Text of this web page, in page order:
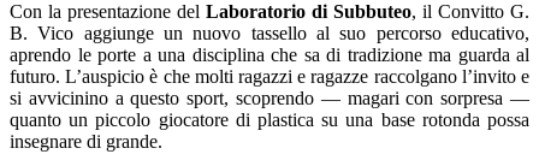
Con la presentazione del Laboratorio di Subbuteo, il Convitto G.
B. Vico aggiunge un nuovo tassello al suo percorso educativo,
aprendo le porte a una disciplina che sa di tradizione ma guarda al
futuro. L’auspicio è che molti ragazzi e ragazze raccolgano l’invito e
si avvicinino a questo sport, scoprendo — magari con sorpresa —
quanto un piccolo giocatore di plastica su una base rotonda possa
insegnare di grande.